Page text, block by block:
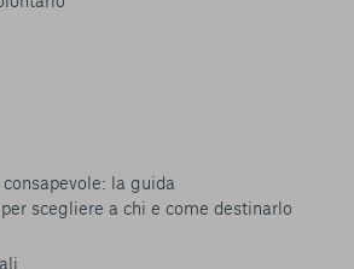
la guida
scegliere a chi e come destinarlo